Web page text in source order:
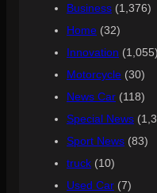
Business (1,376)
Home (32)
Innovation (1,055)
Motorcycle (30)
News Car (118)
Special News
Sport News (83)
truck (10)
Used Car (7)